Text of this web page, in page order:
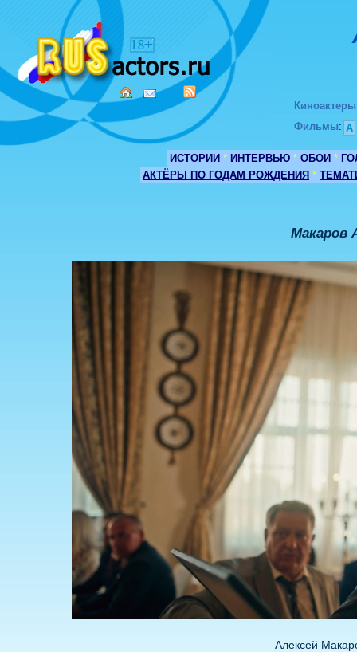
Киноактеры
Фильмы: А
ИСТОРИИ * ИНТЕРВЬЮ * ОБОИ *
АКТЁРЫ ПО ГОДАМ РОЖДЕНИЯ *
Макаров
Алексей